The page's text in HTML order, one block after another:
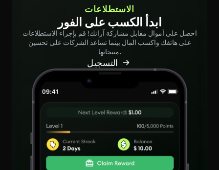
الاستطلاعات
ابدأ الكسب على الفور
احصل على أموال مقابل مشاركة آرائك! قم بإجراء الاستطلاعات
على هاتفك واكسب المال بينما تساعد الشركات على تحسين
منتجاتها.
التسجيل